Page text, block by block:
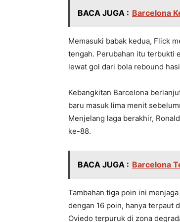
BACA JUGA : Barcelona
Memasuki babak kedua, Flick
tengah. Perubahan itu terbukti
lewat gol dari bola rebound
Kebangkitan Barcelona
baru masuk lima menit
Menjelang laga berakhir,
ke-88.
BACA JUGA : Barcelona
Tambahan tiga poin ini
dengan 16 poin, hanya terpaut
Oviedo terpuruk di zona